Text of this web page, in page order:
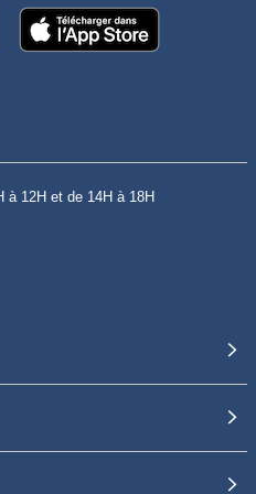
à 12H et de 14H à 18H